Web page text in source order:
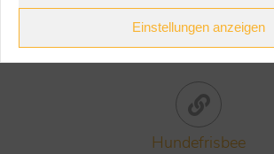
Einstellungen anzeigen
TASSO
www.tasso.net
Hundefrisbee